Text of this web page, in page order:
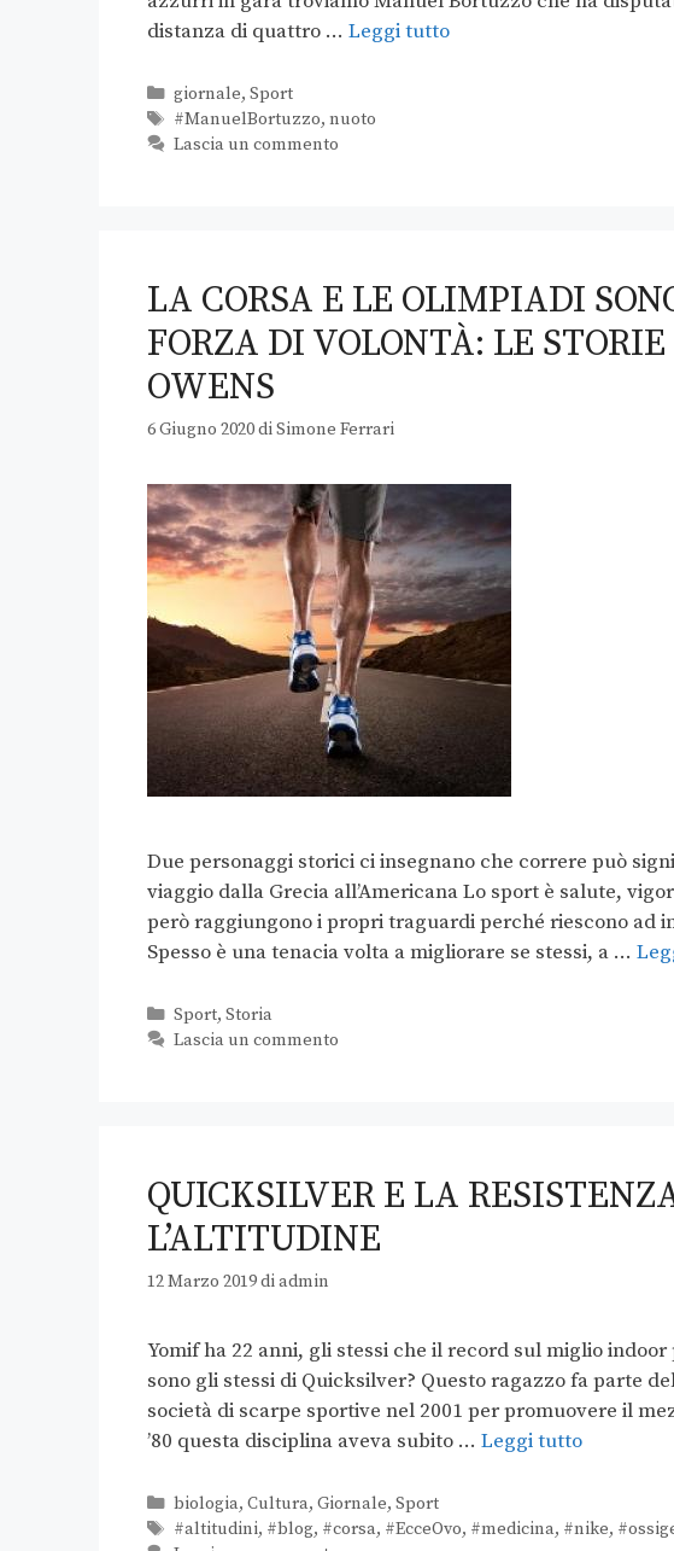
distanza di quattro … Leggi tutto
giornale, Sport
#ManuelBortuzzo, nuoto
Lascia un commento
LA CORSA E LE OLIMPIADI
FORZA DI VOLONTÀ: LE
OWENS
6 Giugno 2020diSimone Ferrari
Due personaggi storici ci insegnano che correre può
viaggio dalla Grecia all’Americana Lo sport è salute,
però raggiungono i propri traguardi perché riescono ad
Spesso è una tenacia volta a migliorare se stessi, a …
Sport, Storia
Lascia un commento
QUICKSILVER E LA
L’ALTITUDINE
12 Marzo 2019diadmin
Yomif ha 22 anni, gli stessi che il record sul miglio
sono gli stessi di Quicksilver? Questo ragazzo fa parte
società di scarpe sportive nel 2001 per promuovere il
’80 questa disciplina aveva subito … Leggi tutto
biologia, Cultura, Giornale, Sport
#altitudini, #blog, #corsa, #EcceOvo, #medicina, #nike,